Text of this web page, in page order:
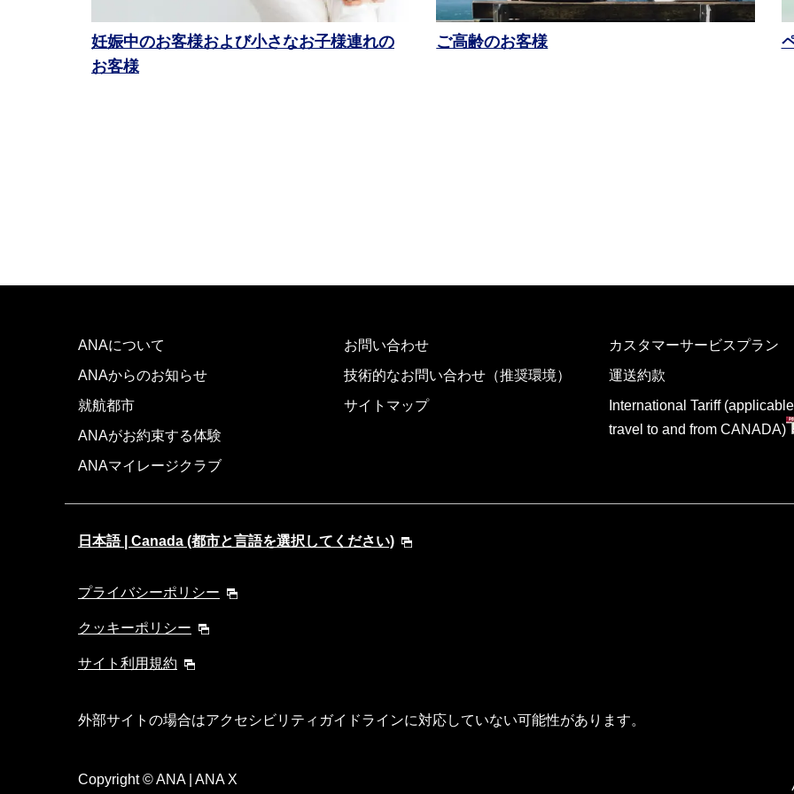
妊娠中のお客様および小さなお子様連れの
お客様
ご高齢のお客様
ANAについて
ANAからのお知らせ
就航都市
ANAがお約束する体験
ANAマイレージクラブ
お問い合わせ
技術的なお問い合わせ（推奨環境）
サイトマップ
カスタマーサービスプラン
運送約款
International Tariff
travel to and from CANADA)
日本語 | Canada (都市と言語を選択してください)
プライバシーポリシー
クッキーポリシー
サイト利用規約
外部サイトの場合はアクセシビリティガイドラインに対応していない可能性があります。
Copyright© ANA | ANA X